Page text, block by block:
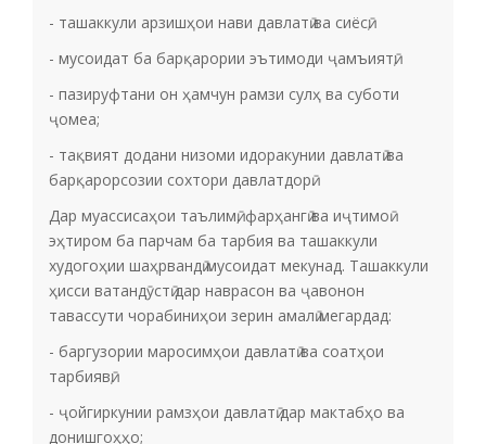
­- ташаккули арзишҳои нави давлатӣ ва сиёсӣ;
­- мусоидат ба барқарории эътимоди ҷамъиятӣ;
­- пазируфтани он ҳамчун рамзи сулҳ ва суботи
ҷомеа;
­- тақвият додани низоми идоракунии давлатӣ ва
барқарорсозии сохтори давлатдорӣ.
Дар муассисаҳои таълимӣ, фарҳангӣ ва иҷтимоӣ
эҳтиром ба парчам ба тарбия ва ташаккули
худогоҳии шаҳрвандӣ мусоидат мекунад. Ташаккули
ҳисси ватандӯстӣ дар наврасон ва ҷавонон
тавассути чорабиниҳои зерин амалӣ мегардад:
­- баргузории маросимҳои давлатӣ ва соатҳои
тарбиявӣ;
­- ҷойгиркунии рамзҳои давлатӣ дар мактабҳо ва
донишгоҳҳо;